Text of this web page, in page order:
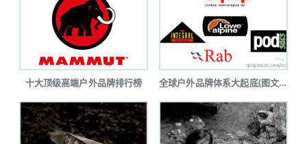
十大顶级高端户外品牌排行榜 全球户外品牌体系大起底(图文详解)